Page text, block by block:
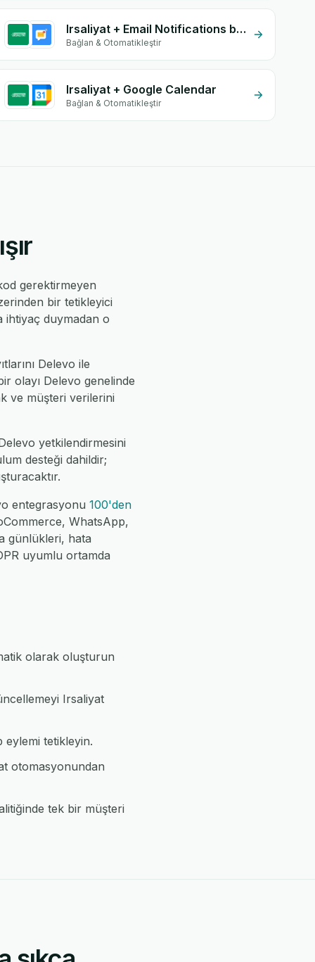
Irsaliyat + Email Notifications by eGrow
Bağlan & Otomatikleştir
Irsaliyat + Google Calendar
Bağlan & Otomatikleştir
gerektirmeyen
bir tetikleyici
ihtiyaç duymadan o
Delevo ile
olayı Delevo genelinde
ve müşteri verilerini
yetkilendirmesini
desteği dahildir;
entegrasyonu 100'den
WhatsApp,
günlükleri, hata
uyumlu ortamda
olarak oluşturun
Irsaliyat
tetikleyin.
otomasyonundan
tek bir müşteri